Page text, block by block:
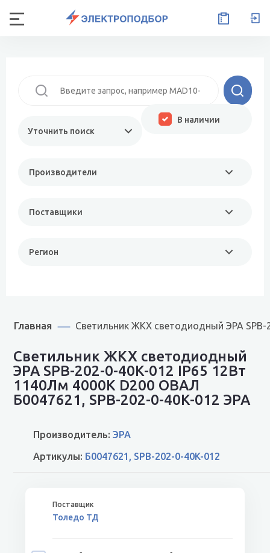
Уточнить поиск
Производители
Поставщики
Регион
В наличии
Главная Светильник ЖКХ светодиодный ЭРА
Светильник ЖКХ светодиодный
ЭРА SPB-202-0-40K-012 IP65 12Вт
1140Лм 4000К D200 ОВАЛ
Б0047621, SPB-202-0-40K-012 ЭРА
Производитель: ЭРА
Артикулы: Б0047621, SPB-202-0-40K-012
Толедо ТД